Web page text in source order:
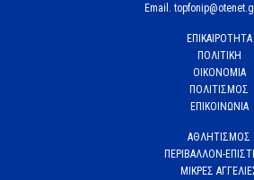
Email.
ΕΠΙΚΑΙΡΟΤΗΤΑ
ΠΟΛΙΤΙΚΗ
ΟΙΚΟΝΟΜΙΑ
ΠΟΛΙΤΙΣΜΟΣ
ΕΠΙΚΟΙΝΩΝΙΑ
ΑΘΛΗΤΙΣΜΟΣ
ΠΕΡΙΒΑΛΛΟΝ-
ΜΙΚΡΕΣ